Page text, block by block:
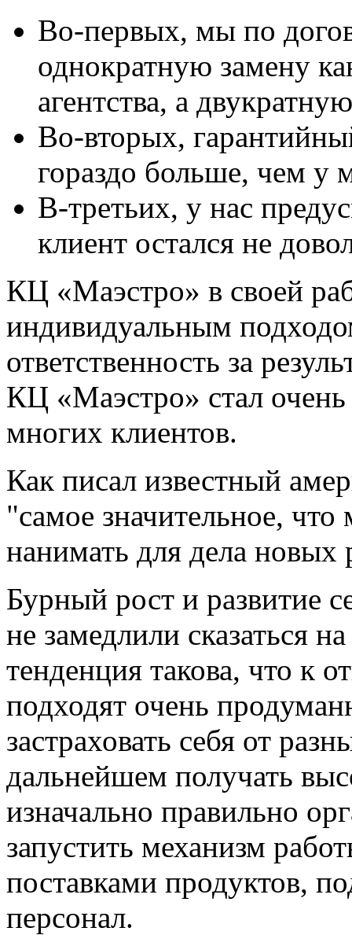
Во-первых, мы по
однократную замену
агентства, а
Во-вторых,
гораздо больше, чем у
В-третьих, у нас
клиент остался не
КЦ «Маэстро» в своей
индивидуальным
ответственность за
КЦ «Маэстро» стал
многих клиентов.
Как писал известный
"самое значительное,
нанимать для дела новых
Бурный рост и развитие
не замедлили сказаться
тенденция такова, что к
подходят очень
застраховать себя от
дальнейшем получать
изначально правильно
запустить механизм
поставками продуктов,
персонал.